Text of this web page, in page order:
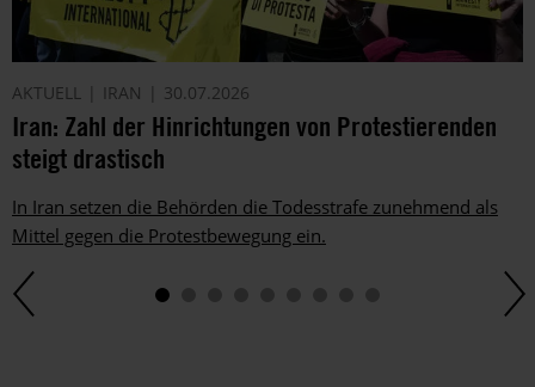
AKTUELL IRAN 30.07.2026
Iran: Zahl der Hinrichtungen von Protestierenden
steigt drastisch
In Iran setzen die Behörden die Todesstrafe zunehmend als
Mittel gegen die Protestbewegung ein.